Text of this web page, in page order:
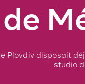
Plovdiv disposait
studio